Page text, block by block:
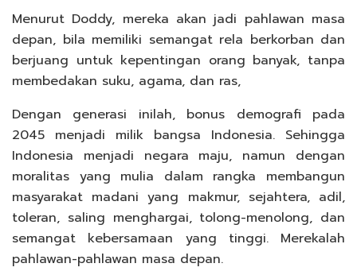
Menurut Doddy, mereka akan jadi pahlawan masa
depan, bila memiliki semangat rela berkorban dan
berjuang untuk kepentingan orang banyak, tanpa
membedakan suku, agama, dan ras,
Dengan generasi inilah, bonus demografi pada
2045 menjadi milik bangsa Indonesia. Sehingga
Indonesia menjadi negara maju, namun dengan
moralitas yang mulia dalam rangka membangun
masyarakat madani yang makmur, sejahtera, adil,
toleran, saling menghargai, tolong-menolong, dan
semangat kebersamaan yang tinggi. Merekalah
pahlawan-pahlawan masa depan.